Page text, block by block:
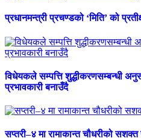
प्रधानमन्त्री प्रचण्डको ‘मिति’ को
विधेयकले सम्पत्ति शुद्धीकरणसम्बन्धी
प्रभावकारी बनाउँदै
सप्तरी–४ मा रामाकान्त चौधरीको